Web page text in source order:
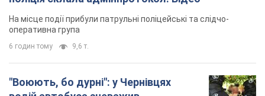
Відео
та образ військових
"Не слідкує за сексуальністю": у
Києві консультант салону краси